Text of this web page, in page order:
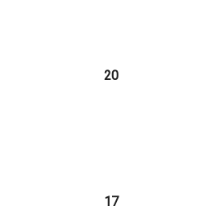
– 20 20
– 17 17